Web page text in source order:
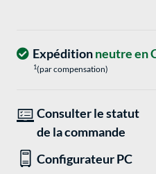
Expéditionneutre en
1(par compensation)
Consulter le statut
de la commande
Configurateur PC